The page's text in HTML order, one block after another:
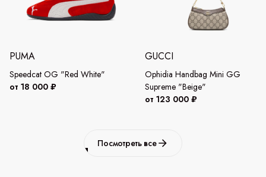
PUMA
Speedcat OG "Red White"
от 18 000 ₽
GUCCI
Ophidia Handbag Mini GG
Supreme "Beige"
от 123 000 ₽
Посмотреть все